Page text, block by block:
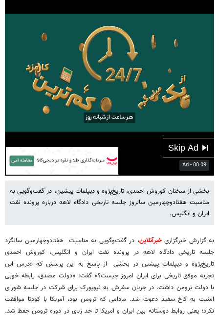
Play
03:07
Mute
Settings
PIP
Enter
بخشی از سخنان کوروش احمدی، تاریخ‌پژوه و دیپلمات پیشین، در گفت‌وگویی به
مناسبت هفتادوچهارمین سالروز جلسه تاریخی دادگاه لاهه درباره پرونده نفت
ایران و انگلیس.
به گزارش خبرگزاریخبرآنلاین، در گفت‌وگویی به مناسبت هفتادوچهارمین سالگرد
جلسه تاریخی دادگاه لاهه در پرونده نفت ایران و انگلیس، کوروش احمدی
تاریخ‌پژوه و دیپلمات پیشین در بخشی از پاسخ به این پرسش که «درس این
تجربه موفق تاریخی برای ایرانِ امروز چیست؟» گفت: «دولت مصدق، رابطه خوبی
با دولت ترومن داشت. در جریان سفرش به نیویورک برای شرکت در جلسه شورای
امنیت به کاخ سفید دعوت شد. مادامی که ترومن بود، آمریکا با کودتا موافقت
نکرد؛ یعنی روابط دوستانه بین ایران و آمریکا تا حد زیای در دوره ترومن حفظ شد.